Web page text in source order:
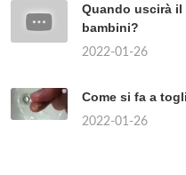
Quando uscirà il
bambini?
2022-01-26
Come si fa a
2022-01-26